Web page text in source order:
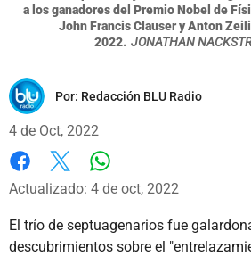
a los ganadores del Premio Nobel de
John Francis Clauser y Anton
2022. JONATHAN
Por: Redacción BLU Radio
4 de Oct, 2022
Facebook
X
Actualizado: 4 de oct, 2022
El trío de septuagenarios fue
descubrimientos sobre el